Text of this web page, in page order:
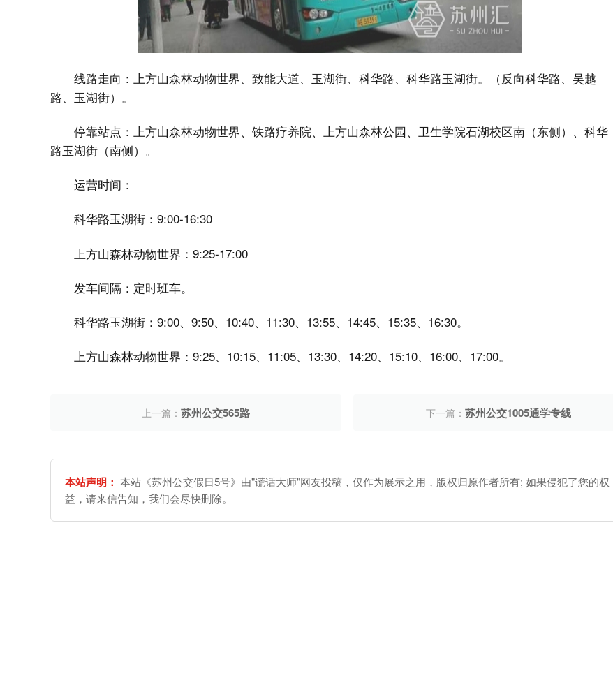
线路走向：上方山森林动物世界、致能大道、玉湖街、科华路、科华路玉湖街。（反向科华路、吴越
路、玉湖街）。
停靠站点：上方山森林动物世界、铁路疗养院、上方山森林公园、卫生学院石湖校区南（东侧）、科华
路玉湖街（南侧）。
运营时间：
科华路玉湖街：9:00-16:30
上方山森林动物世界：9:25-17:00
发车间隔：定时班车。
科华路玉湖街：9:00、9:50、10:40、11:30、13:55、14:45、15:35、16:30。
上方山森林动物世界：9:25、10:15、11:05、13:30、14:20、15:10、16:00、17:00。
上一篇： 苏州公交565路 下一篇： 苏州公交1005通学专线
本站声明： 本站《苏州公交假日5号》由"谎话大师"网友投稿，仅作为展示之用，版权归原作者所有; 如果侵犯了您的权
益，请来信告知，我们会尽快删除。